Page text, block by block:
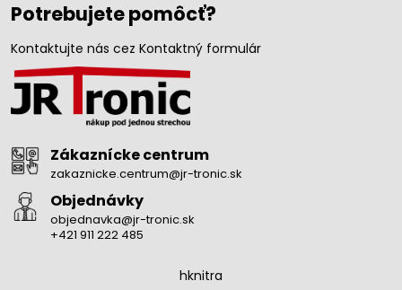
Potrebujete pomôcť?
Kontaktujte nás cez Kontaktný formulár
Zákaznícke centrum
zakaznicke.centrum@jr-tronic.sk
Objednávky
objednavka@jr-tronic.sk
+421 911 222 485
hknitra